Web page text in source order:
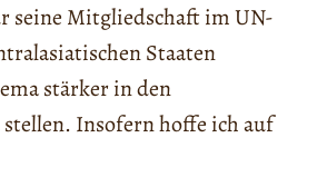
seine Mitgliedschaft im UN-
Staaten
stärker in den
Insofern hoffe ich auf